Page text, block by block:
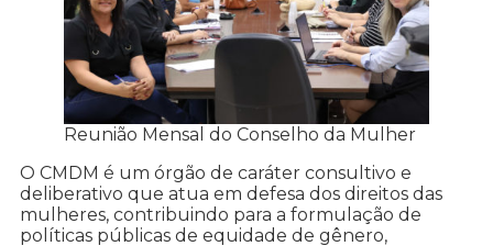
Reunião Mensal do Conselho da Mulher
O CMDM é um órgão de caráter consultivo e
deliberativo que atua em defesa dos direitos das
mulheres, contribuindo para a formulação de
políticas públicas de equidade de gênero,